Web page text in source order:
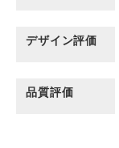
デザイン評価
品質評価